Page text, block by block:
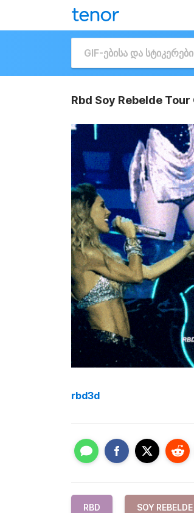
Rbd Soy Rebelde Tour
rbd3d
RBD SOY